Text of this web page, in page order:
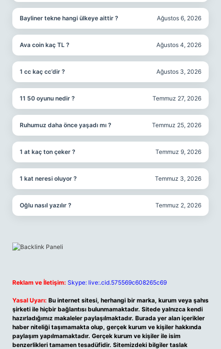
Bayliner tekne hangi ülkeye aittir ? Ağustos 6, 2026
Ava coin kaç TL ? Ağustos 4, 2026
1 cc kaç cc’dir ? Ağustos 3, 2026
11 50 oyunu nedir ? Temmuz 27, 2026
Ruhumuz daha önce yaşadı mı ? Temmuz 25, 2026
1 at kaç ton çeker ? Temmuz 9, 2026
1 kat neresi oluyor ? Temmuz 3, 2026
Oğlu nasıl yazılır ? Temmuz 2, 2026
Reklam ve İletişim: Skype: live:.cid.575569c608265c69
Yasal Uyarı: Bu internet sitesi, herhangi bir marka, kurum veya şahıs
şirketi ile hiçbir bağlantısı bulunmamaktadır. Sitede yalnızca kendi
hazırladığımız makaleler paylaşılmaktadır. Burada yer alan içerikler
haber niteliği taşımamakta olup, gerçek kurum ve kişiler hakkında
paylaşım yapılmamaktadır. Gerçek kurum ve kişiler ile isim
benzerlikleri tamamen tesadüfidir. Sitemizdeki bilgiler taslak